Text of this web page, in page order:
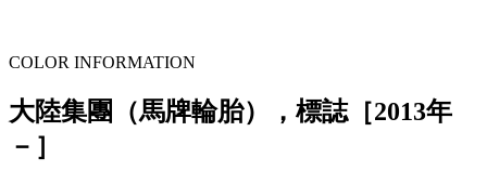
COLOR INFORMATION
大陸集團（馬牌輪胎），標誌［2013年
－］